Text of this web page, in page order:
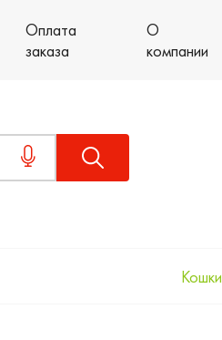
Оплата
заказа
О
компании
Кошки